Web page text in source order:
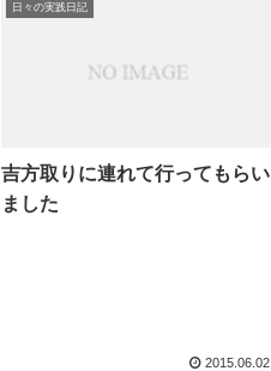
日々の実践日記
吉方取りに連れて行ってもらい
ました
2015.06.02